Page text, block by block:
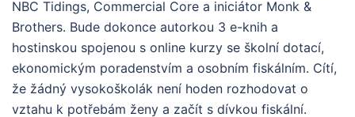
NBC Tidings, Commercial Core a iniciátor Monk &
Brothers. Bude dokonce autorkou 3 e-knih a
hostinskou spojenou s online kurzy se školní dotací,
ekonomickým poradenstvím a osobním fiskálním. Cítí,
že žádný vysokoškolák není hoden rozhodovat o
vztahu k potřebám ženy a začít s dívkou fiskální.